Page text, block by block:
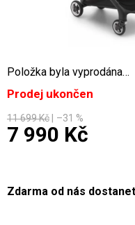
Položka byla vyprodána…
Prodej ukončen
11 699 Kč
–31 %
7 990 Kč
Zdarma od nás